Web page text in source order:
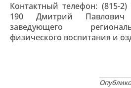
Контактный телефон: (815-2)
190 Дмитрий
заведующего
физического воспитания и